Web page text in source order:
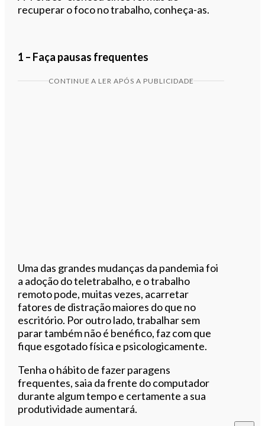
recuperar o foco no trabalho, conheça-as.
1 – Faça pausas frequentes
CONTINUE A LER APÓS A PUBLICIDADE
Uma das grandes mudanças da pandemia foi
a adoção do teletrabalho, e o trabalho
remoto pode, muitas vezes, acarretar
fatores de distração maiores do que no
escritório. Por outro lado, trabalhar sem
parar também não é benéfico, faz com que
fique esgotado física e psicologicamente.
Tenha o hábito de fazer paragens
frequentes, saia da frente do computador
durante algum tempo e certamente a sua
produtividade aumentará.